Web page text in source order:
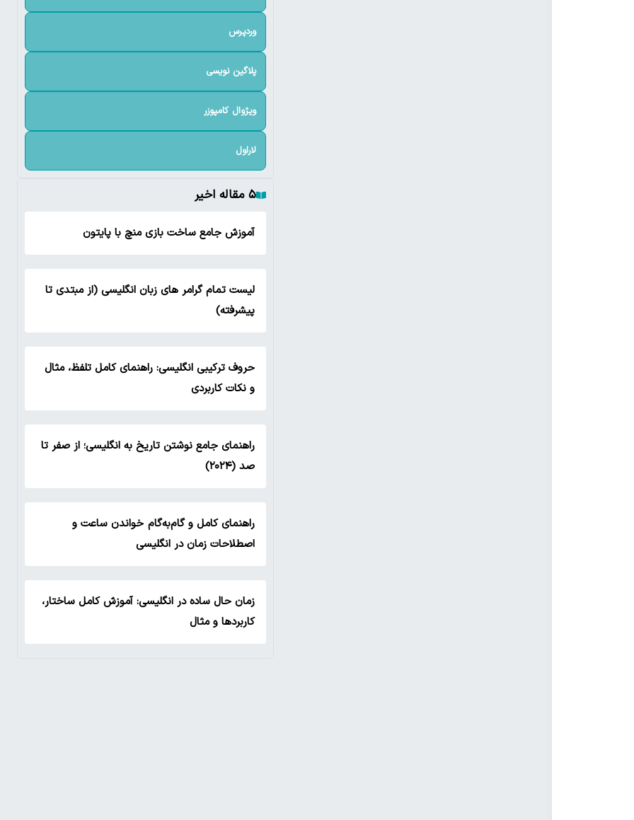
وردپرس
پلاگین نویسی
ویژوال کامپوزر
لاراول
۵ مقاله اخیر
آموزش جامع ساخت بازی منچ با پایتون
لیست تمام گرامر های زبان انگلیسی (از مبتدی تا
پیشرفته)
حروف ترکیبی انگلیسی: راهنمای کامل تلفظ، مثال
و نکات کاربردی
راهنمای جامع نوشتن تاریخ به انگلیسی؛ از صفر تا
صد (۲۰۲۴)
راهنمای کامل و گام‌به‌گام خواندن ساعت و
اصطلاحات زمان در انگلیسی
زمان حال ساده در انگلیسی: آموزش کامل ساختار،
کاربردها و مثال